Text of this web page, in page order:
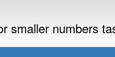
smaller numbers